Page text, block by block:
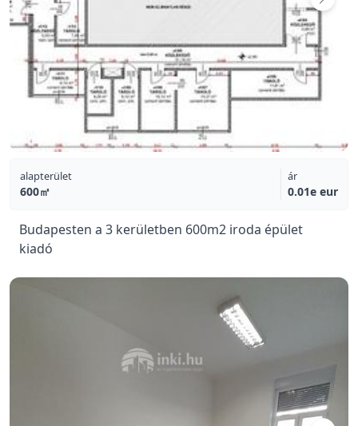
alapterület
600㎡
ár
0.01e eur
Budapesten a 3 kerületben 600m2 iroda épület
kiadó